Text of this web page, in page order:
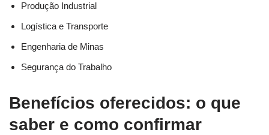
Produção Industrial
Logística e Transporte
Engenharia de Minas
Segurança do Trabalho
Benefícios oferecidos: o que
saber e como confirmar